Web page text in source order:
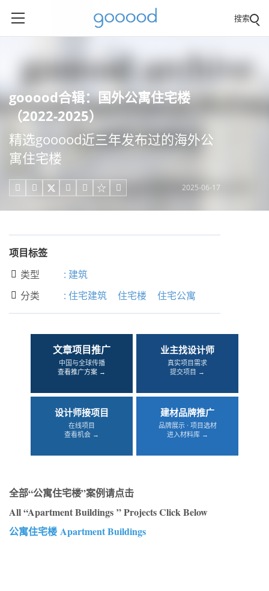
搜索
gooood合辑：国外公寓住宅楼
（2022-2025）
精选gooood近三年发布过的海外公
寓住宅楼
     2025-06-17
项目标签
 类型 : 建筑
 分类 : 住宅建筑 住宅楼 住宅公寓
文章项目推广
中国与全球传播
查看推广方案 →
业主找设计师
真实项目需求
提交项目 →
设计师接项目
在线项目
查看机会 →
建材品牌推广
品牌展示 · 项目选材
进入材料库 →
全部“公寓住宅楼”案例请点击
All “Apartment Buildings ” Projects Click Below
公寓住宅楼 Apartment Buildings